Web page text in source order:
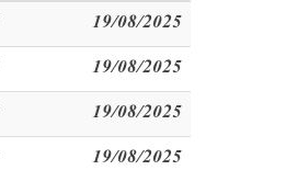
19/08/2025
19/08/2025
19/08/2025
19/08/2025